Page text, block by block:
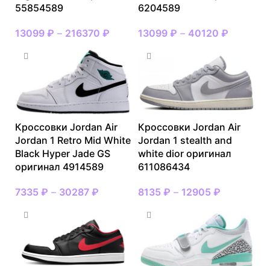
55854589
13099 ₽ – 216370 ₽
6204589
13099 ₽ – 40120 ₽
Кроссовки Jordan Air
Jordan 1 Retro Mid White
Black Hyper Jade GS
оригинал 4914589
7335 ₽ – 30287 ₽
Кроссовки Jordan Air
Jordan 1 stealth and
white dior оригинал
611086434
8135 ₽ – 12905 ₽